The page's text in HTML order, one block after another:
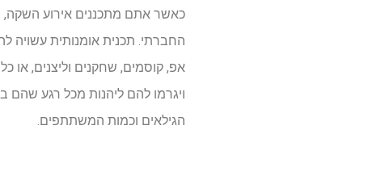
כאשר אתם מתכננים אירוע השקה,
החברתי. תכנית אומנותית עשויה
אפ, קוסמים, שחקנים וליצנים, או
ויגרמו להם ליהנות מכל רגע
הגילאים וכמות המשתתפים.